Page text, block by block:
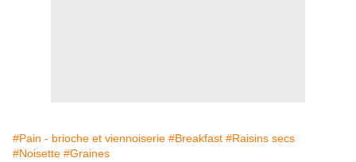
#Pain - brioche et viennoiserie #Breakfast #Raisins secs
#Noisette #Graines